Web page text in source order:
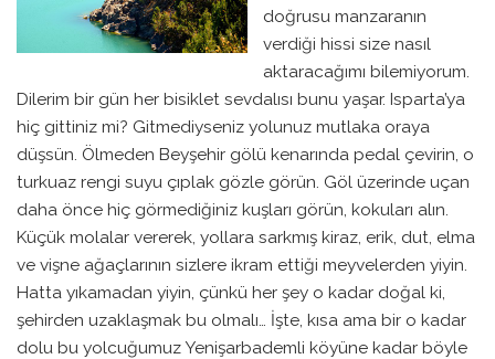
doğrusu manzaranın
verdiği hissi size nasıl
aktaracağımı bilemiyorum.
Dilerim bir gün her bisiklet sevdalısı bunu yaşar. Isparta’ya
hiç gittiniz mi? Gitmediyseniz yolunuz mutlaka oraya
düşsün. Ölmeden Beyşehir gölü kenarında pedal çevirin, o
turkuaz rengi suyu çıplak gözle görün. Göl üzerinde uçan
daha önce hiç görmediğiniz kuşları görün, kokuları alın.
Küçük molalar vererek, yollara sarkmış kiraz, erik, dut, elma
ve vişne ağaçlarının sizlere ikram ettiği meyvelerden yiyin.
Hatta yıkamadan yiyin, çünkü her şey o kadar doğal ki,
şehirden uzaklaşmak bu olmalı… İşte, kısa ama bir o kadar
dolu bu yolcuğumuz Yenişarbademli köyüne kadar böyle